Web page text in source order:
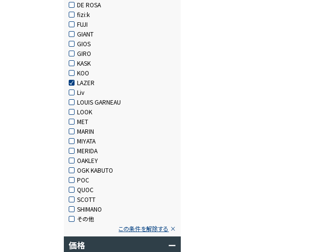
DE ROSA
fizi:k
FUJI
GIANT
GIOS
GIRO
KASK
KOO
LAZER
Liv
LOUIS GARNEAU
LOOK
MET
MARIN
MIYATA
MERIDA
OAKLEY
OGK KABUTO
POC
QUOC
SCOTT
SHIMANO
その他
この条件を解除する
価格 ー